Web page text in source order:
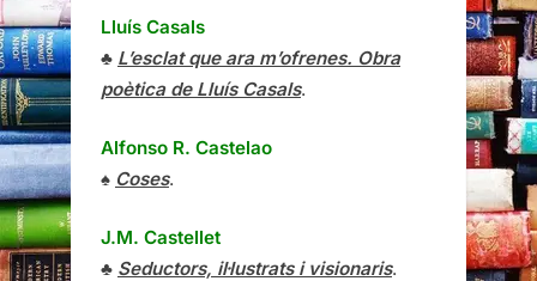
Lluís Casals
♣ L’esclat que ara m’ofrenes. Obra
poètica de Lluís Casals.
Alfonso R. Castelao
♠ Coses.
J.M. Castellet
♣ Seductors, il·lustrats i visionaris.